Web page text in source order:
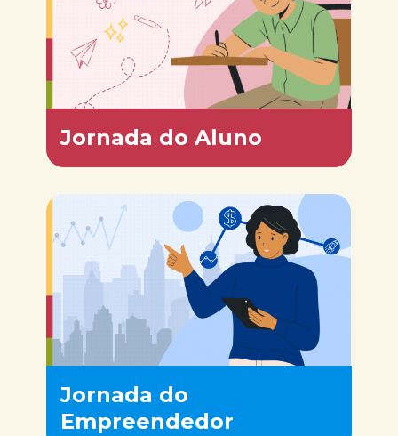
Jornada do Aluno
Jornada do
Empreendedor